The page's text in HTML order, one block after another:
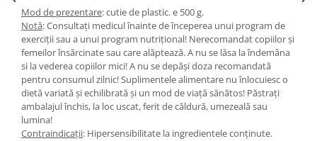
Mod de prezentare: cutie de plastic. e 500 g.
Notă: Consultaţi medicul înainte de începerea unui program de
exerciţii sau a unui program nutriţional! Nerecomandat copiilor şi
femeilor însărcinate sau care alăptează. A nu se lăsa la îndemâna
si la vederea copiilor mici! A nu se depăşi doza recomandată
pentru consumul zilnic! Suplimentele alimentare nu înlocuiesc o
dietă variată şi echilibrată şi un mod de viaţă sănătos! Păstraţi
ambalajul închis, la loc uscat, ferit de căldură, umezeală sau
lumina!
Contraindicaţii: Hipersensibilitate la ingredientele conţinute.